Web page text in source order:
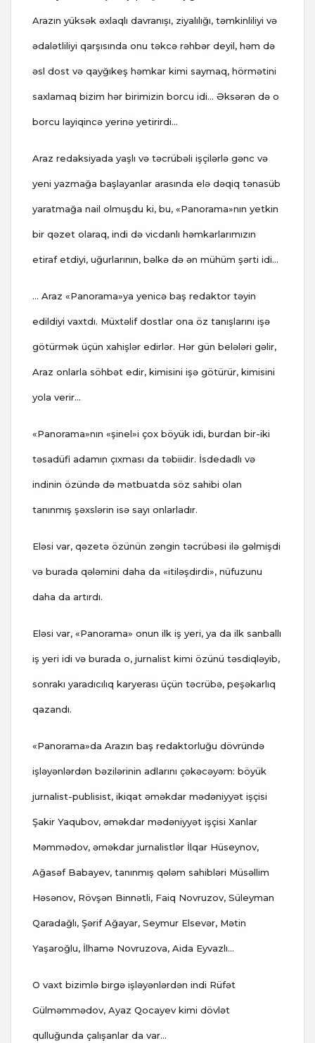
Arazın yüksək əxlaqlı davranışı, ziyalılığı, təmkinliliyi və
ədalətliliyi qarşısında onu təkcə rəhbər deyil, həm də
əsl dost və qayğıkeş həmkar kimi saymaq, hörmətini
saxlamaq bizim hər birimizin borcu idi… Əksərən də o
borcu layiqincə yerinə yetirirdi…
Araz redaksiyada yaşlı və təcrübəli işçilərlə gənc və
yeni yazmağa başlayanlar arasında elə dəqiq tənasüb
yaratmağa nail olmuşdu ki, bu, «Panorama»nın yetkin
bir qəzet olaraq, indi də vicdanlı həmkarlarımızın
etiraf etdiyi, uğurlarının, bəlkə də ən mühüm şərti idi…
… Araz «Panorama»ya yenicə baş redaktor təyin
edildiyi vaxtdı. Müxtəlif dostlar ona öz tanışlarını işə
götürmək üçün xahişlər edirlər. Hər gün belələri gəlir,
Araz onlarla söhbət edir, kimisini işə götürür, kimisini
yola verir…
«Panorama»nın «şinel»i çox böyük idi, burdan bir-iki
təsadüfi adamın çıxması da təbiidir. İsdedadlı və
indinin özündə də mətbuatda söz sahibi olan
tanınmış şəxslərin isə sayı onlarladır.
Eləsi var, qəzetə özünün zəngin təcrübəsi ilə gəlmişdi
və burada qələmini daha da «itiləşdirdi», nüfuzunu
daha da artırdı.
Eləsi var, «Panorama» onun ilk iş yeri, ya da ilk sanballı
iş yeri idi və burada o, jurnalist kimi özünü təsdiqləyib,
sonrakı yaradıcılıq karyerası üçün təcrübə, peşəkarlıq
qazandı.
«Panorama»da Arazın baş redaktorluğu dövründə
işləyənlərdən bəzilərinin adlarını çəkəcəyəm: böyük
jurnalist-publisist, ikiqat əməkdar mədəniyyət işçisi
Şakir Yaqubov, əməkdar mədəniyyət işçisi Xanlar
Məmmədov, əməkdar jurnalistlər İlqar Hüseynov,
Ağasəf Babayev, tanınmış qələm sahibləri Müsəllim
Həsənov, Rövşən Binnətli, Faiq Novruzov, Süleyman
Qaradağlı, Şərif Ağayar, Seymur Elsevər, Mətin
Yaşaroğlu, İlhamə Novruzova, Aida Eyvazlı…
O vaxt bizimlə birgə işləyənlərdən indi Rüfət
Gülməmmədov, Ayaz Qocayev kimi dövlət
qulluğunda çalışanlar da var…